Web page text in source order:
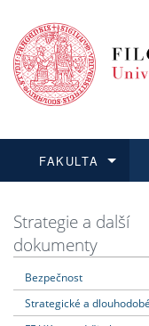
FAKULTA
Dozvědět se více
Podat přihlášku
Dozvědět se více
Dozvědět se více
Dozvědět se více
Strategie a další
dokumenty
Bezpečnost
Strategické a